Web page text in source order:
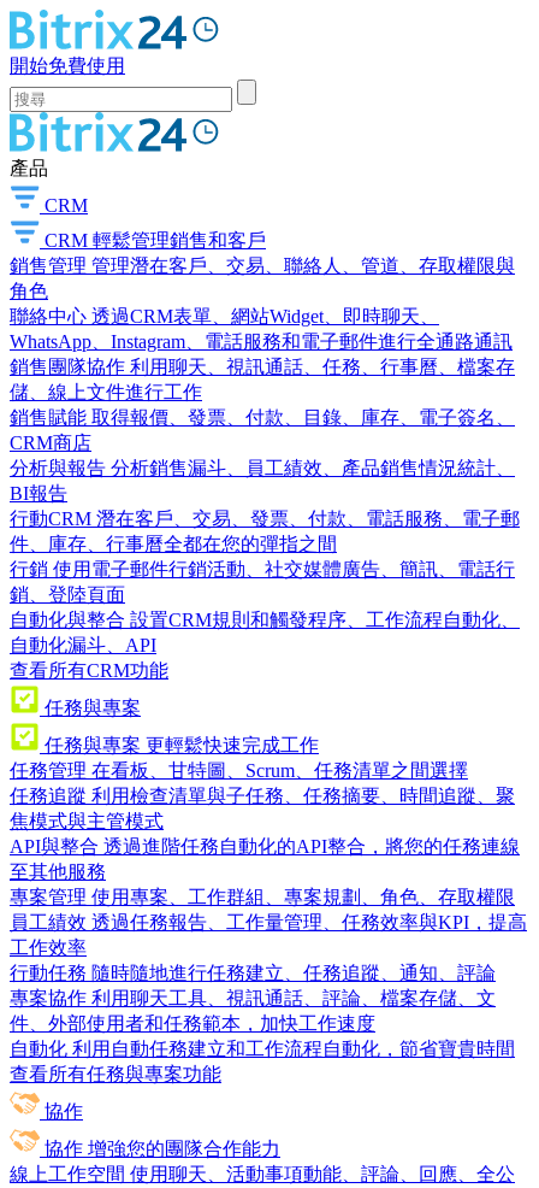
開始免費使用
產品
CRM
CRM 輕鬆管理銷售和客戶
銷售管理 管理潛在客戶、交易、聯絡人、管道、存取權限與
角色
聯絡中心 透過CRM表單、網站Widget、即時聊天、
WhatsApp、Instagram、電話服務和電子郵件進行全通路通訊
銷售團隊協作 利用聊天、視訊通話、任務、行事曆、檔案存
儲、線上文件進行工作
銷售賦能 取得報價、發票、付款、目錄、庫存、電子簽名、
CRM商店
分析與報告 分析銷售漏斗、員工績效、產品銷售情況統計、
BI報告
行動CRM 潛在客戶、交易、發票、付款、電話服務、電子郵
件、庫存、行事曆全都在您的彈指之間
行銷 使用電子郵件行銷活動、社交媒體廣告、簡訊、電話行
銷、登陸頁面
自動化與整合 設置CRM規則和觸發程序、工作流程自動化、
自動化漏斗、API
查看所有CRM功能
任務與專案
任務與專案 更輕鬆快速完成工作
任務管理 在看板、甘特圖、Scrum、任務清單之間選擇
任務追蹤 利用檢查清單與子任務、任務摘要、時間追蹤、聚
焦模式與主管模式
API與整合 透過進階任務自動化的API整合，將您的任務連線
至其他服務
專案管理 使用專案、工作群組、專案規劃、角色、存取權限
員工績效 透過任務報告、工作量管理、任務效率與KPI，提高
工作效率
行動任務 隨時隨地進行任務建立、任務追蹤、通知、評論
專案協作 利用聊天工具、視訊通話、評論、檔案存儲、文
件、外部使用者和任務範本，加快工作速度
自動化 利用自動任務建立和工作流程自動化，節省寶貴時間
查看所有任務與專案功能
協作
協作 增強您的團隊合作能力
線上工作空間 使用聊天、活動事項動能、評論、回應、全公